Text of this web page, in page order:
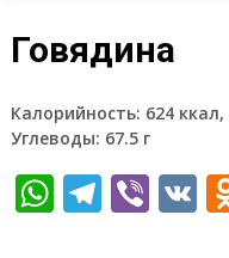
Говядина
Калорийность: 624
Углеводы: 67.5 г